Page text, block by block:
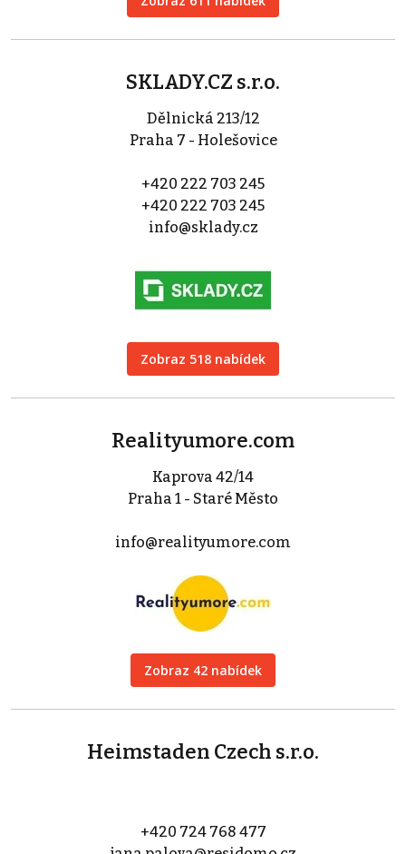
SKLADY.CZ s.r.o.
Dělnická 213/12
Praha 7 - Holešovice
+420 222 703 245
+420 222 703 245
info@sklady.cz
Zobraz 518 nabídek
Realityumore.com
Kaprova 42/14
Praha 1 - Staré Město
info@realityumore.com
Zobraz 42 nabídek
Heimstaden Czech s.r.o.
+420 724 768 477